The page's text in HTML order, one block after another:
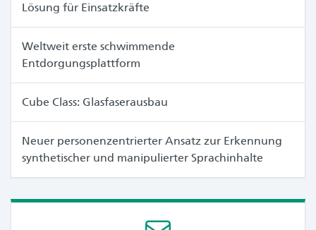
Lösung für Einsatzkräfte
Weltweit erste schwimmende
Entdorgungsplattform
Cube Class: Glasfaserausbau
Neuer personenzentrierter Ansatz zur Erkennung
synthetischer und manipulierter Sprachinhalte